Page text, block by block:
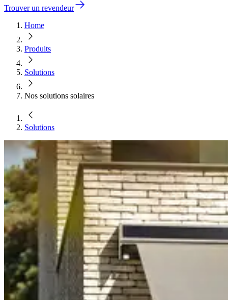
Trouver un revendeur
Home
Produits
Solutions
Nos solutions solaires
Solutions